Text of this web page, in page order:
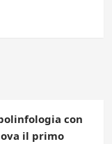
con
il primo